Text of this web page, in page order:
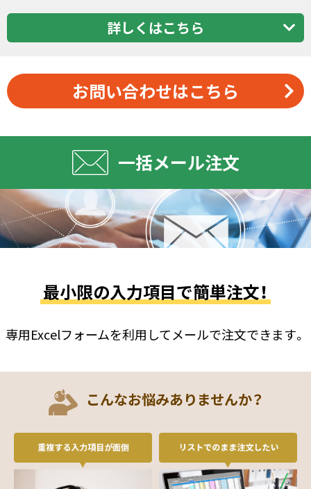
詳しくはこちら
お問い合わせはこちら
一括メール注文
最小限の入力項目で簡単注文！
専用Excelフォームを利用してメールで注文できます。
こんなお悩みありませんか？